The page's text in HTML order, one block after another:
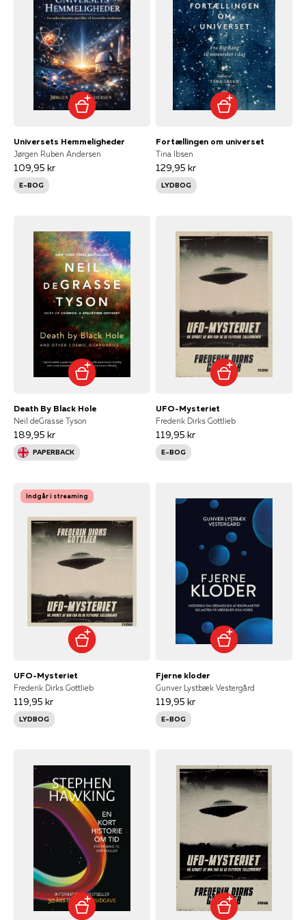
Universets Hemmeligheder
Jørgen Ruben Andersen
109,95 kr
E-BOG
Fortællingen om universet
Tina Ibsen
129,95 kr
LYDBOG
Death By Black Hole
Neil deGrasse Tyson
189,95 kr
PAPERBACK
UFO-Mysteriet
Frederik Dirks Gottlieb
119,95 kr
E-BOG
Indgår i streaming
UFO-Mysteriet
Frederik Dirks Gottlieb
119,95 kr
LYDBOG
Fjerne kloder
Gunver Lystbæk Vestergård
119,95 kr
E-BOG